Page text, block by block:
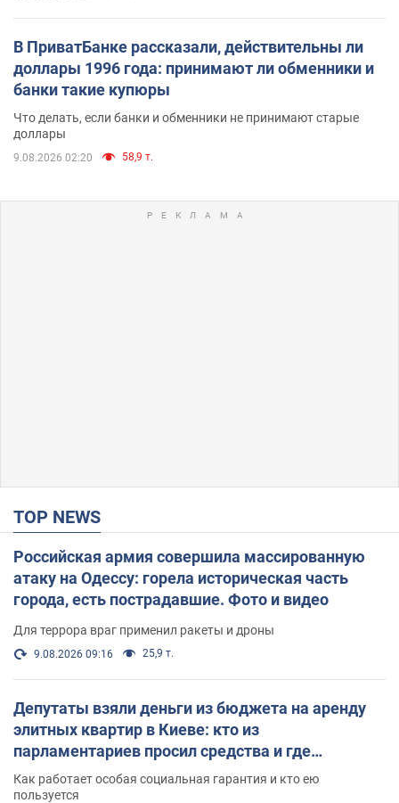
В ПриватБанке рассказали, действительны ли
доллары 1996 года: принимают ли обменники и
банки такие купюры
Что делать, если банки и обменники не принимают старые
доллары
9.08.2026 02:20 58,9 т.
TOP NEWS
Российская армия совершила массированную
атаку на Одессу: горела историческая часть
города, есть пострадавшие. Фото и видео
Для террора враг применил ракеты и дроны
9.08.2026 09:16 25,9 т.
Депутаты взяли деньги из бюджета на аренду
элитных квартир в Киеве: кто из
парламентариев просил средства и где
поселился
Как работает особая социальная гарантия и кто ею
пользуется